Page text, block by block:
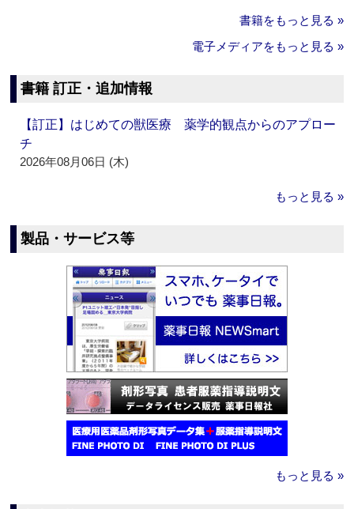
書籍をもっと見る »
電子メディアをもっと見る »
書籍 訂正・追加情報
【訂正】はじめての獣医療 薬学的観点からのアプロー
チ
2026年08月06日 (木)
もっと見る »
製品・サービス等
もっと見る »